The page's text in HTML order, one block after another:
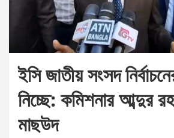
ইসি জাতীয় সংসদ
নিচ্ছে: কমিশনার আব্দুর
মাছউদ